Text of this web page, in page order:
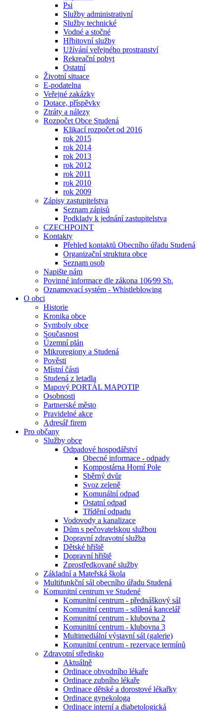
Psi
Služby administrativní
Služby technické
Vodné a stočné
Hřbitovní služby
Užívání veřejného prostranství
Rekreační pobyt
Ostatní
Životní situace
E-podatelna
Veřejné zakázky
Dotace, příspěvky
Ztráty a nálezy
Rozpočet Obce Studená
Klikací rozpočet od 2016
rok 2015
rok 2014
rok 2013
rok 2012
rok 2011
rok 2010
rok 2009
Zápisy zastupitelstva
Seznam zápisů
Podklady k jednání zastupitelstva
CZECHPOINT
Kontakty
Přehled kontaktů Obecního úřadu Studená
Organizační struktura obce
Seznam osob
Napište nám
Povinné informace dle zákona 106⁄99 Sb.
Oznamovací systém - Whistleblowing
O obci
Historie
Kronika obce
Symboly obce
Současnost
Územní plán
Mikroregiony a Studená
Pověsti
Místní části
Studená z letadla
Mapový PORTÁL MAPOTIP
Osobnosti
Partnerské město
Pravidelné akce
Adresář firem
Pro občany
Služby obce
Odpadové hospodářství
Obecné informace - odpady
Kompostárna Horní Pole
Sběrný dvůr
Svoz zeleně
Komunální odpad
Ostatní odpad
Třídění odpadu
Vodovody a kanalizace
Dům s pečovatelskou službou
Dopravní zdravotní služba
Dětské hřiště
Dopravní hřiště
Zprostředkované služby
Základní a Mateřská škola
Multifunkční sál obecního úřadu Studená
Komunitní centrum ve Studené
Komunitní centrum - přednáškový sál
Komunitní centrum - sdílená kancelář
Komunitní centrum - klubovna 2
Komunitní centrum - klubovna 3
Multimediální výstavní sál (galerie)
Komunitní centrum - rezervace termínů
Zdravotní středisko
Aktuálně
Ordinace obvodního lékaře
Ordinace zubního lékaře
Ordinace dětské a dorostové lékařky
Ordinace gynekologa
Ordinace interní a diabetologická